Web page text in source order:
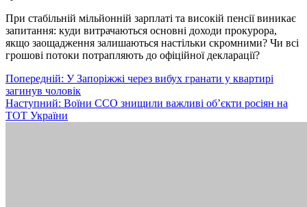
При стабільній мільйонній зарплаті та високій пенсії виникає
запитання: куди витрачаються основні доходи прокурора,
якщо заощадження залишаються настільки скромними? Чи всі
грошові потоки потрапляють до офіційної декларації?
Навігація
записів
Попередній: У Запоріжжі через вибух гранати у квартирі
загинув чоловік
Наступний: Воїни ССО знищили важливі об’єкти росіян на
ТОТ України